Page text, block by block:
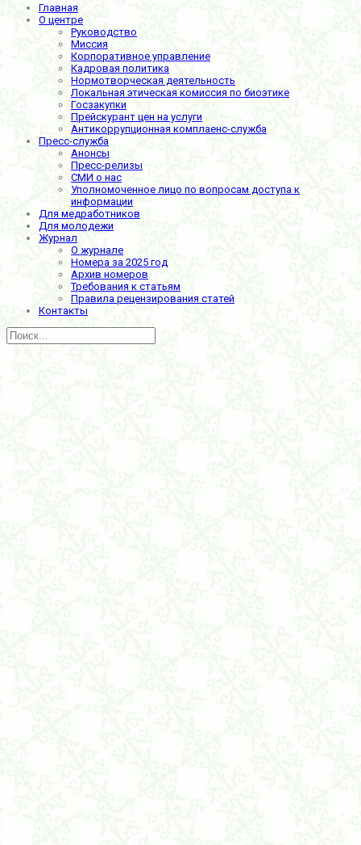
Главная
О центре
Руководство
Миссия
Корпоративное управление
Кадровая политика
Нормотворческая деятельность
Локальная этическая комиссия по биоэтике
Госзакупки
Прейскурант цен на услуги
Антикоррупционная комплаенс-служба
Пресс-служба
Анонсы
Пресс-релизы
СМИ о нас
Уполномоченное лицо по вопросам доступа к
информации
Для медработников
Для молодежи
Журнал
О журнале
Номера за 2025 год
Архив номеров
Требования к статьям
Правила рецензирования статей
Контакты